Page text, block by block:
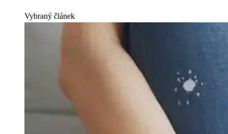
Vybraný článek